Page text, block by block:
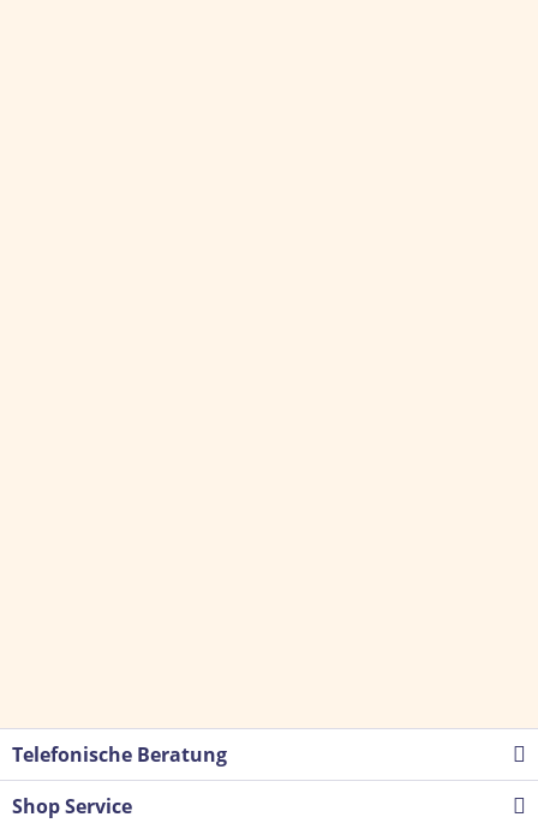
Telefonische Beratung
Shop Service